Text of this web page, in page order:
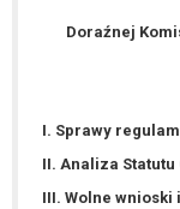
Doraźnej
I. Sprawy
II. Analiza
III. Wolne